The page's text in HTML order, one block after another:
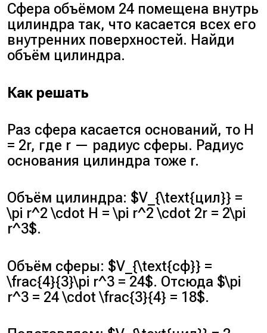
Сфера объёмом 24 помещена внутрь
цилиндра так, что касается всех его
внутренних поверхностей. Найди
объём цилиндра.
Как решать
Раз сфера касается оснований, то H
= 2r, где r — радиус сферы. Радиус
основания цилиндра тоже r.
Объём цилиндра: $V_{\text{цил}} =
\pi r^2 \cdot H = \pi r^2 \cdot 2r = 2\pi
r^3$.
Объём сферы: $V_{\text{сф}} =
\frac{4}{3}\pi r^3 = 24$. Отсюда $\pi
r^3 = 24 \cdot \frac{3}{4} = 18$.